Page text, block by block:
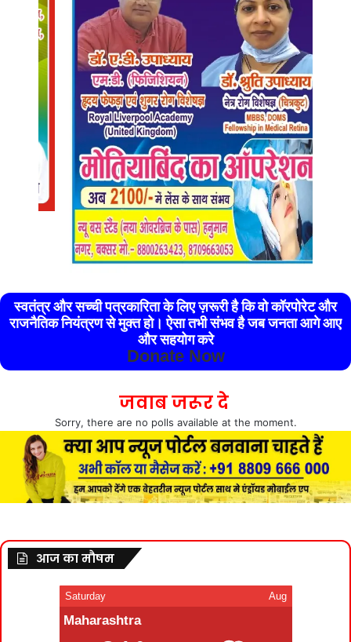
स्वतंत्र और सच्ची पत्रकारिता के लिए ज़रूरी है कि वो कॉरपोरेट और
राजनैतिक नियंत्रण से मुक्त हो। ऐसा तभी संभव है जब जनता आगे आए
और सहयोग करे
Donate Now
जवाब जरूर दे
Sorry, there are no polls available at the moment.
आज का मौषम
Saturday Aug
Maharashtra